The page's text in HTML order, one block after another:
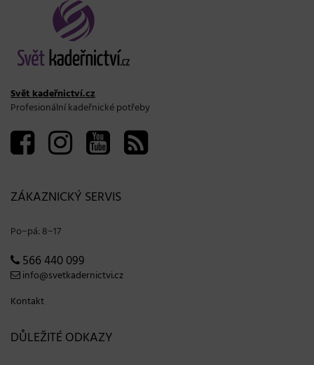
Svět kadeřnictví.cz
Profesionální kadeřnické potřeby
ZÁKAZNICKÝ SERVIS
Po−pá: 8−17
566 440 099
info@svetkadernictvi.cz
Kontakt
DŮLEŽITÉ ODKAZY